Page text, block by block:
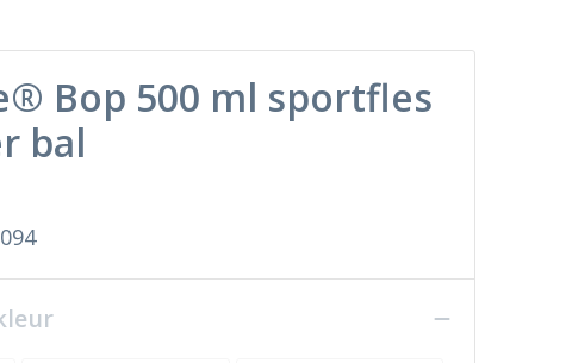
Bop 500 ml sportfles
bal